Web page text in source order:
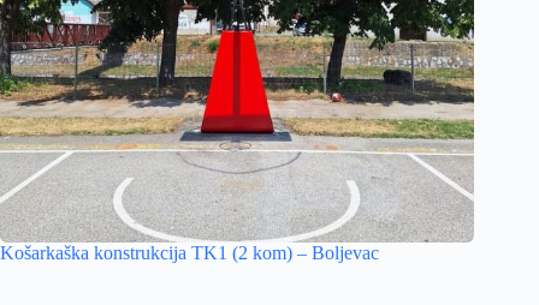
Košarkaška konstrukcija TK1 (2 kom) – Boljevac